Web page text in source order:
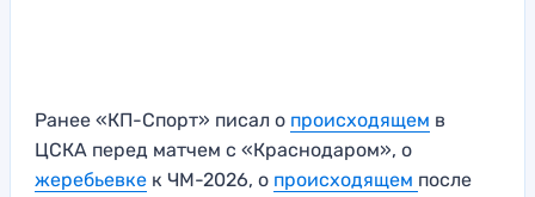
Ранее «КП-Спорт» писал о происходящем в
ЦСКА перед матчем с «Краснодаром», о
жеребьевке к ЧМ-2026, о происходящем после